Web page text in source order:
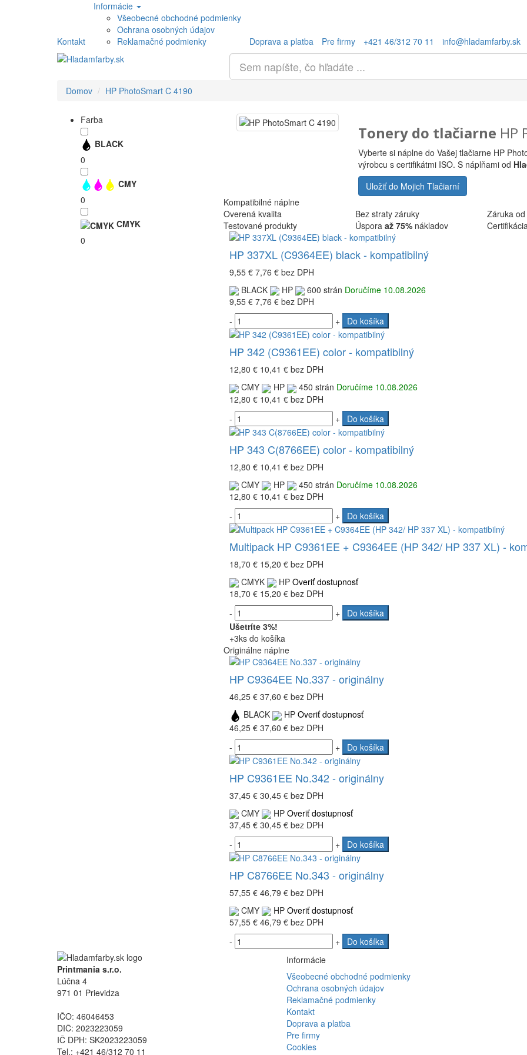
Kontakt
Informácie
Všeobecné obchodné podmienky
Ochrana osobných údajov
Reklamačné podmienky
Doprava a platba Pre firmy +421 46/312 70 11 info@hladamfarby.sk
Domov
HP PhotoSmart C 4190
Farba
BLACK
0
CMY
0
CMYK
0
Tonery do tlačiarne HP
Vyberte si náplne do Vašej tlačiarne HP
výrobcu s certifikátmi ISO. S náplňami od
Uložiť do Mojich Tlačiarní
Kompatibilné náplne
Overená kvalita
Testované produkty
Bez straty záruky
Úspora až 75%nákladov
Záruka
HP 337XL (C9364EE) black - kompatibilný
9,55 € 7,76 €bez DPH
BLACK
HP 600 strán Doručíme 10.08.2026
9,55 € 7,76 €bez DPH
-
+ Do košíka
HP 342 (C9361EE) color - kompatibilný
12,80 € 10,41 €bez DPH
CMY
HP 450 strán Doručíme 10.08.2026
12,80 € 10,41 €bez DPH
-
+ Do košíka
HP 343 C(8766EE) color - kompatibilný
12,80 € 10,41 €bez DPH
CMY
HP 450 strán Doručíme 10.08.2026
12,80 € 10,41 €bez DPH
-
+ Do košíka
Multipack HP C9361EE + C9364EE (HP 342/ HP 337 XL) -
18,70 € 15,20 €bez DPH
CMYK
HP Overiť dostupnosť
18,70 € 15,20 €bez DPH
-
+
Do košíka
Ušetríte 3%!
+3ks do košíka
Originálne náplne
HP C9364EE No.337 - originálny
46,25 € 37,60 €bez DPH
BLACK
HP Overiť dostupnosť
46,25 € 37,60 €bez DPH
-
+ Do košíka
HP C9361EE No.342 - originálny
37,45 € 30,45 €bez DPH
CMY
HP Overiť dostupnosť
37,45 € 30,45 €bez DPH
-
+ Do košíka
HP C8766EE No.343 - originálny
57,55 € 46,79 €bez DPH
CMY
HP Overiť dostupnosť
57,55 € 46,79 €bez DPH
-
+ Do košíka
Printmania s.r.o.
Lúčna 4
971 01 Prievidza
IČO: 46046453
DIČ: 2023223059
IČ DPH: SK2023223059
Tel.: +421 46/312 70 11
Informácie
Všeobecné obchodné podmienky
Ochrana osobných údajov
Reklamačné podmienky
Kontakt
Doprava a platba
Pre firmy
Cookies